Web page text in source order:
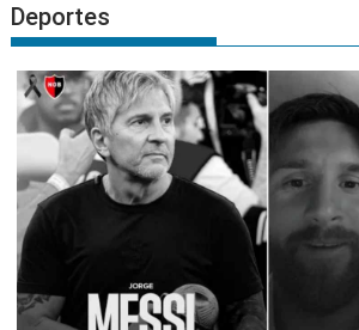
Deportes